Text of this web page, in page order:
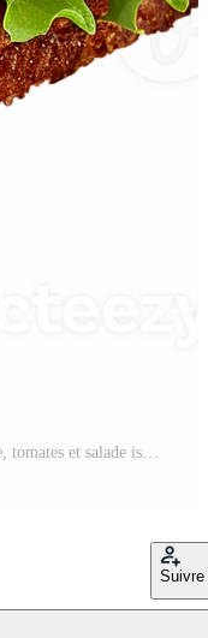
ai généré sandwich avec jambon, fromage, tomates et salade isolé sur transparent Contexte PNG Pro
Suivre